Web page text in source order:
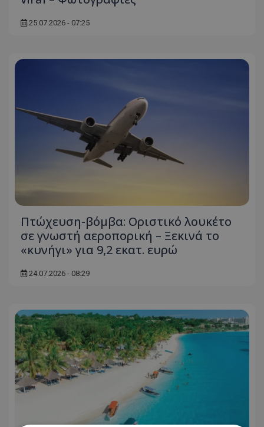
25.07.2026 - 07:25
Πτώχευση-βόμβα: Οριστικό λουκέτο
σε γνωστή αεροπορική – Ξεκινά το
«κυνήγι» για 9,2 εκατ. ευρώ
24.07.2026 - 08:29